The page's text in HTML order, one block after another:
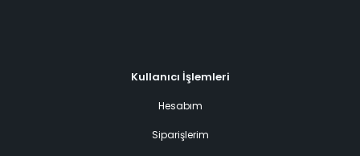
Kullanıcı İşlemleri
Hesabım
Siparişlerim